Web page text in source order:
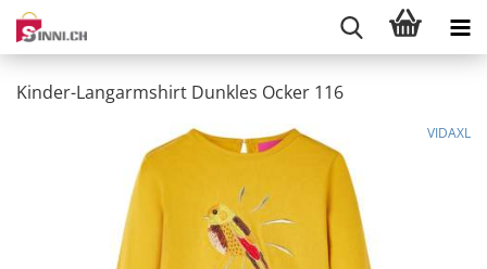
Kinder-Langarmshirt Dunkles Ocker 116
VIDAXL